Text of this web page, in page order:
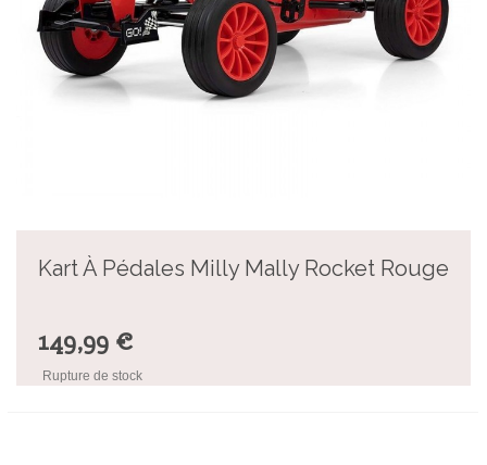
Kart À Pédales Milly Mally Rocket Rouge
149,99 €
Rupture de stock